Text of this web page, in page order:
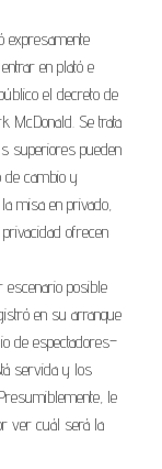
expresamente
en plató e
el decreto de
McDonald. Se trata
superiores pueden
de cambio y
misa en privado,
ofrecen
escenario posible
en su arranque
de espectadores–
servida y los
le
ver cuál será la